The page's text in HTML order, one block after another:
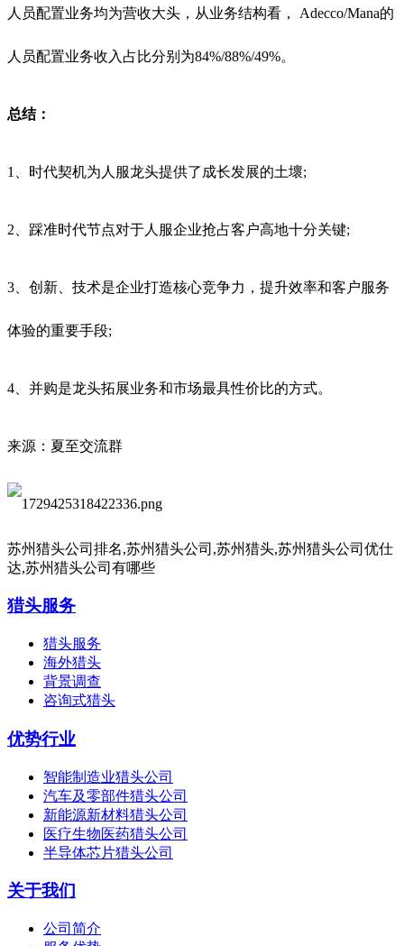
人员配置业务均为营收大头，从业务结构看， Adecco/Mana的
人员配置业务收入占比分别为84%/88%/49%。
总结：
1、时代契机为人服龙头提供了成长发展的土壞;
2、踩准时代节点对于人服企业抢占客户高地十分关键;
3、创新、技术是企业打造核心竞争力，提升效率和客户服务
体验的重要手段;
4、并购是龙头拓展业务和市场最具性价比的方式。
来源：夏至交流群
苏州猎头公司排名,苏州猎头公司,苏州猎头,苏州猎头公司优仕
达,苏州猎头公司有哪些
猎头服务
猎头服务
海外猎头
背景调查
咨询式猎头
优势行业
智能制造业猎头公司
汽车及零部件猎头公司
新能源新材料猎头公司
医疗生物医药猎头公司
半导体芯片猎头公司
关于我们
公司简介